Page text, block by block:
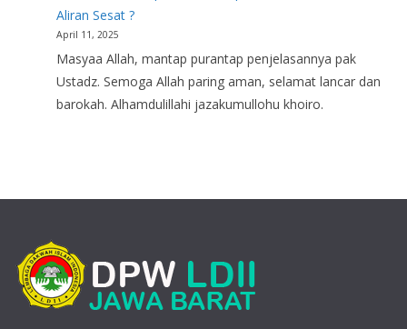
Aliran Sesat ?
April 11, 2025
Masyaa Allah, mantap purantap penjelasannya pak
Ustadz. Semoga Allah paring aman, selamat lancar dan
barokah. Alhamdulillahi jazakumullohu khoiro.